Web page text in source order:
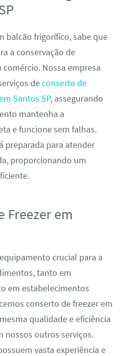
balcão frigorífico, sabe que
a conservação de
Nossa empresa
deconserto de
Santos SP, assegurando
mantenha a
e funcione sem falhas.
preparada para atender
proporcionando um
Freezer em
crucial para a
tanto em
em estabelecimentos
conserto de freezer em
qualidade e eficiência
nossos outros serviços.
vasta experiência e